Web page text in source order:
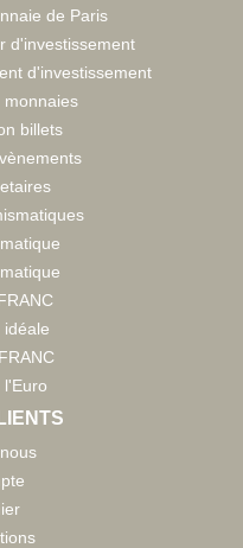
de Paris
d'investissement
d'investissement
monnaies
billets
idéale
l'Euro